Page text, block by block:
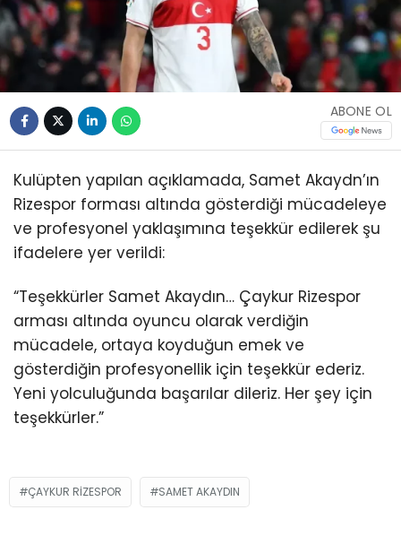
ABONE OL
Kulüpten yapılan açıklamada, Samet Akaydn’ın
Rizespor forması altında gösterdiği mücadeleye
ve profesyonel yaklaşımına teşekkür edilerek şu
ifadelere yer verildi:
“Teşekkürler Samet Akaydın… Çaykur Rizespor
arması altında oyuncu olarak verdiğin
mücadele, ortaya koyduğun emek ve
gösterdiğin profesyonellik için teşekkür ederiz.
Yeni yolculuğunda başarılar dileriz. Her şey için
teşekkürler.”
ÇAYKUR RIZESPOR SAMET AKAYDIN